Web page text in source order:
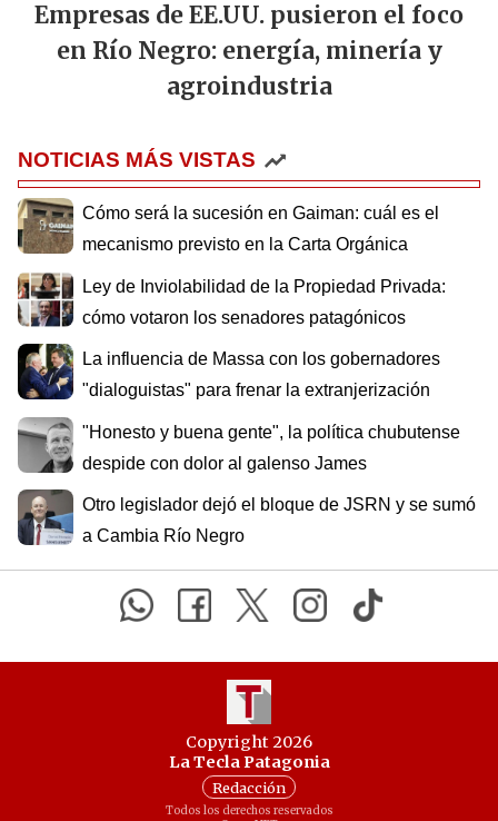
Empresas de EE.UU. pusieron el foco
en Río Negro: energía, minería y
agroindustria
NOTICIAS MÁS VISTAS
Cómo será la sucesión en Gaiman: cuál es el
mecanismo previsto en la Carta Orgánica
Ley de Inviolabilidad de la Propiedad Privada:
cómo votaron los senadores patagónicos
La influencia de Massa con los gobernadores
"dialoguistas" para frenar la extranjerización
"Honesto y buena gente", la política chubutense
despide con dolor al galenso James
Otro legislador dejó el bloque de JSRN y se sumó
a Cambia Río Negro
Copyright 2026
La Tecla Patagonia
Redacción
Todos los derechos reservados